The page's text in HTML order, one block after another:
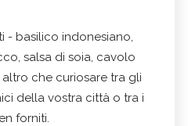
- basilico indonesiano,
salsa di soia, cavolo
che curiosare tra gli
della vostra città o tra i
forniti.